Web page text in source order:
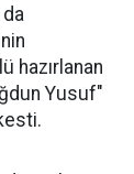
hazırlanan
Yusuf"